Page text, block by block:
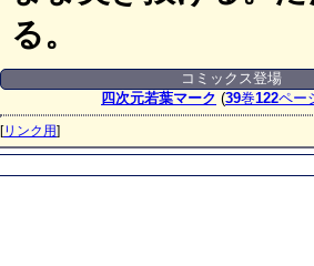
る。
コミックス登場
四次元若葉マーク (39巻122ペー
[リンク用]